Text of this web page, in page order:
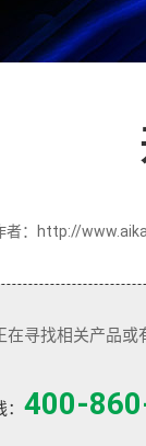
者：http://
在寻找相关产品或
400-